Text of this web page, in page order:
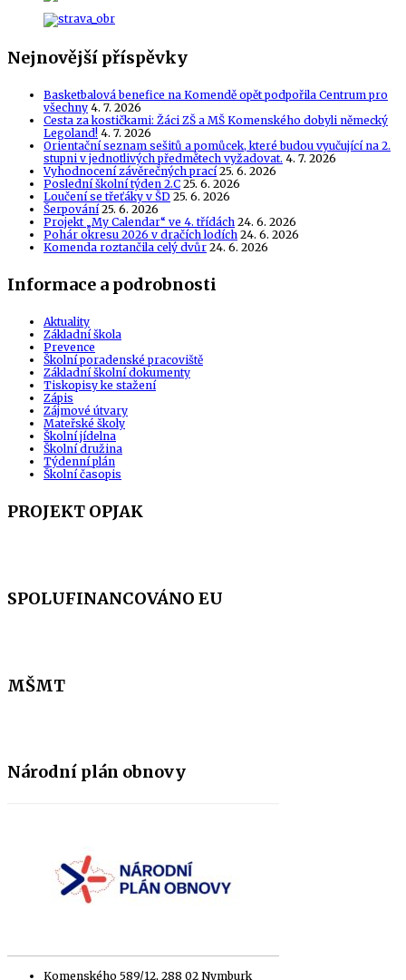
Nejnovější příspěvky
Basketbalová benefice na Komendě opět podpořila Centrum pro
všechny 4. 7. 2026
Cesta za kostičkami: Žáci ZŠ a MŠ Komenského dobyli německý
Legoland! 4. 7. 2026
Orientační seznam sešitů a pomůcek, které budou vyučující na 2.
stupni v jednotlivých předmětech vyžadovat. 4. 7. 2026
Vyhodnocení závěrečných prací 25. 6. 2026
Poslední školní týden 2.C 25. 6. 2026
Loučení se třeťáky v ŠD 25. 6. 2026
Šerpování 25. 6. 2026
Projekt „My Calendar“ ve 4. třídách 24. 6. 2026
Pohár okresu 2026 v dračích lodích 24. 6. 2026
Komenda roztančila celý dvůr 24. 6. 2026
Informace a podrobnosti
Aktuality
Základní škola
Prevence
Školní poradenské pracoviště
Základní školní dokumenty
Tiskopisy ke stažení
Zápis
Zájmové útvary
Mateřské školy
Školní jídelna
Školní družina
Týdenní plán
Školní časopis
PROJEKT OPJAK
SPOLUFINANCOVÁNO EU
MŠMT
Národní plán obnovy
Komenského 589/12, 288 02 Nymburk